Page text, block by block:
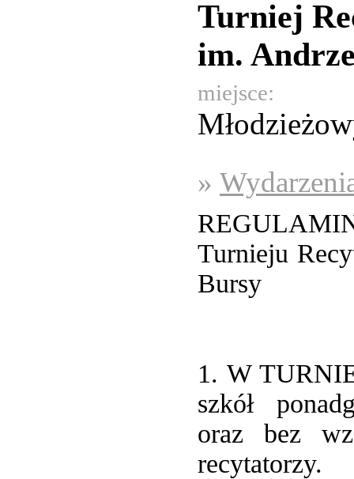
Turniej
im.
miejsce:
»
Turnieju
Bursy
1. W
szkół
oraz bez
recytatorzy.